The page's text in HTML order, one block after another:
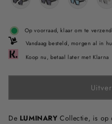
Op voorraad, klaar om te
Vandaag besteld, morgen al in
Koop nu, betaal later met Klarna
De LUMINARY Collectie, is op